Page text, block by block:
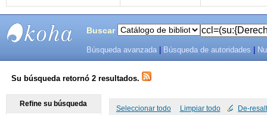
SISTEMAS
DE
Buscar
Búsqueda avanzada Búsqueda de autoridades
Su búsqueda retornó 2 resultados.
Seleccionar todo Limpiar todo De-
Refine su búsqueda